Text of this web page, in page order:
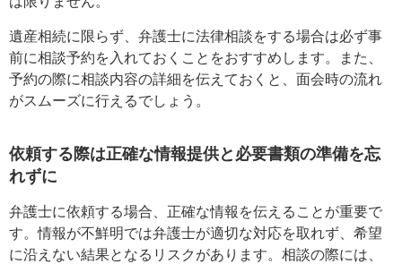
遺産相続に限らず、弁護士に法律相談をする場合は必ず事
前に相談予約を入れておくことをおすすめします。また、
予約の際に相談内容の詳細を伝えておくと、面会時の流れ
がスムーズに行えるでしょう。
依頼する際は正確な情報提供と必要書類の準備を忘
れずに
弁護士に依頼する場合、正確な情報を伝えることが重要で
す。情報が不鮮明では弁護士が適切な対応を取れず、希望
に沿えない結果となるリスクがあります。相談の際には、